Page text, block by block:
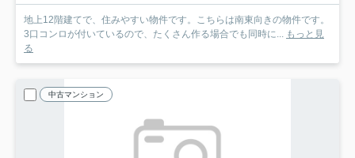
地上12階建てで、住みやすい物件です。こちらは南東向きの物件です。
3口コンロが付いているので、たくさん作る場合でも同時に... もっと見
る
中古マンション